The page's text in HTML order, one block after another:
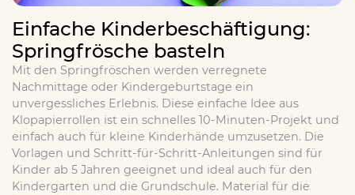
Einfache Kinderbeschäftigung:
Springfrösche basteln
Mit den Springfröschen werden verregnete
Nachmittage oder Kindergeburtstage ein
unvergessliches Erlebnis. Diese einfache Idee aus
Klopapierrollen ist ein schnelles 10-Minuten-Projekt und
einfach auch für kleine Kinderhände umzusetzen. Die
Vorlagen und Schritt-für-Schritt-Anleitungen sind für
Kinder ab 5 Jahren geeignet und ideal auch für den
Kindergarten und die Grundschule. Material für die